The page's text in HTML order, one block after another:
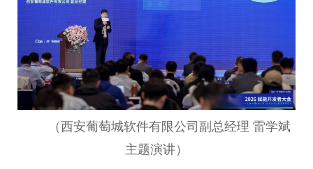
（西安葡萄城软件有限公司副总经理 雷学斌
主题演讲）